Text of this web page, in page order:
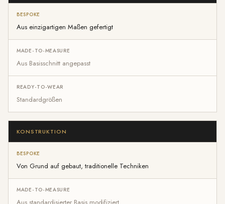
Aus einzigartigen Maßen gefertigt
Aus Basisschnitt angepasst
Standardgrößen
KONSTRUKTION
Von Grund auf gebaut, traditionelle Techniken